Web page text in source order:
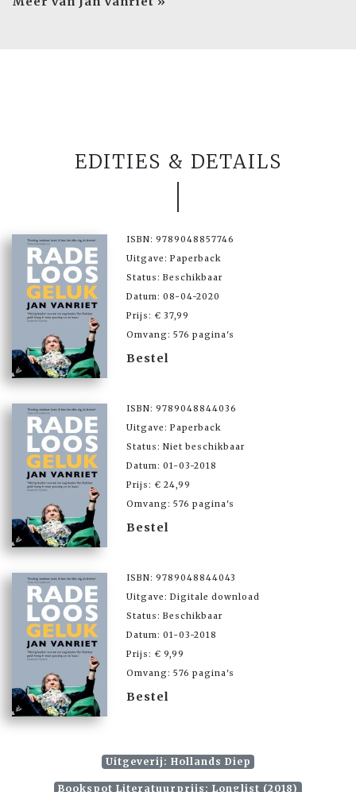
EDITIES & DETAILS
ISBN: 9789048857746
Uitgave: Paperback
Status: Beschikbaar
Datum: 08-04-2020
Prijs: € 37,99
Omvang: 576 pagina's
Bestel
ISBN: 9789048844036
Uitgave: Paperback
Status: Niet beschikbaar
Datum: 01-03-2018
Prijs: € 24,99
Omvang: 576 pagina's
Bestel
ISBN: 9789048844043
Uitgave: Digitale download
Status: Beschikbaar
Datum: 01-03-2018
Prijs: € 9,99
Omvang: 576 pagina's
Bestel
Uitgeverij: Hollands Diep
Bookspot Literatuurprijs: Longlist (2018)